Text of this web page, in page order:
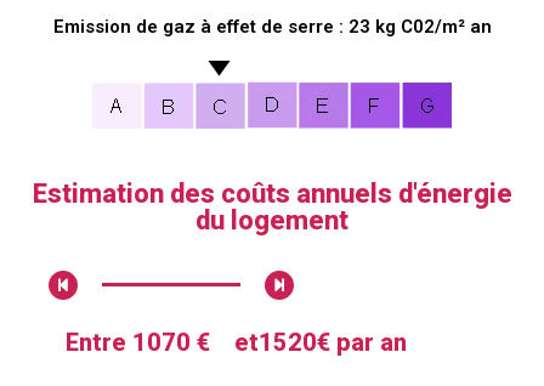
Emission de gaz à effet de serre : 23 kg C02/m² an
Estimation des coûts annuels d'énergie
du logement
Entre 1070 € et1520€ par an